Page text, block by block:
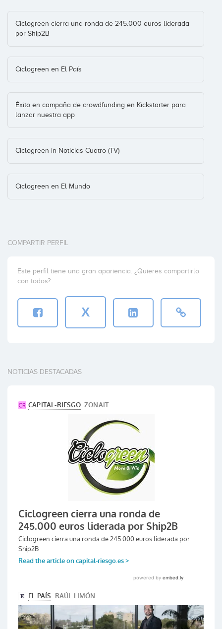
Ciclogreen cierra una ronda de 245.000 euros liderada
por Ship2B
Ciclogreen en El País
Éxito en campaña de crowdfunding en Kickstarter para
lanzar nuestra app
Ciclogreen in Noticias Cuatro (TV)
Ciclogreen en El Mundo
COMPARTIR PERFIL
Este perfil tiene una gran apariencia. ¿Quieres compartirlo
con todos?
X
NOTICIAS DESTACADAS